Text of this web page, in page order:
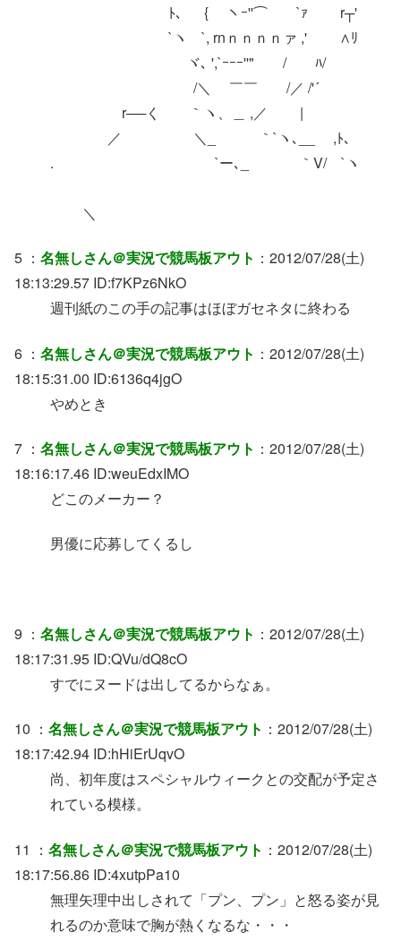
ﾄ、 { ヽｰ''⌒ `ｧ r┬'
`ヽ `, rnｎｎｎｎァ ,' ∧ﾘ
ヾ､ ',`ｰｰｰ''" / ﾊ/
/＼ ￣￣ /／ /'´
r──く ｀ヽ、＿ ,／ |
／ ＼_ ｀`ヽ､__ ,ﾄ､
. `ー､_ ｀V/ `ヽ
＼
5 ： 名無しさん＠実況で競馬板アウト ：2012/07/28(土)
18:13:29.57 ID:f7KPz6NkO
週刊紙のこの手の記事はほぼガセネタに終わる
6 ： 名無しさん＠実況で競馬板アウト ：2012/07/28(土)
18:15:31.00 ID:6136q4jgO
やめとき
7 ： 名無しさん＠実況で競馬板アウト ：2012/07/28(土)
18:16:17.46 ID:weuEdxIMO
どこのメーカー？
男優に応募してくるし
9 ： 名無しさん＠実況で競馬板アウト ：2012/07/28(土)
18:17:31.95 ID:QVu/dQ8cO
すでにヌードは出してるからなぁ。
10 ： 名無しさん＠実況で競馬板アウト ：2012/07/28(土)
18:17:42.94 ID:hHiErUqvO
尚、初年度はスペシャルウィークとの交配が予定さ
れている模様。
11 ： 名無しさん＠実況で競馬板アウト ：2012/07/28(土)
18:17:56.86 ID:4xutpPa10
無理矢理中出しされて「プン、プン」と怒る姿が見
れるのか意味で胸が熱くなるな・・・